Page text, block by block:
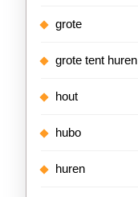
grote
grote tent huren
hout
hubo
huren